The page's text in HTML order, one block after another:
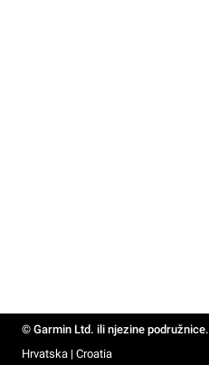
© Garmin Ltd. ili njezine podružnice.
Hrvatska | Croatia